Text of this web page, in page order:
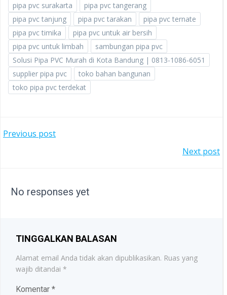
pipa pvc surakarta
pipa pvc tangerang
pipa pvc tanjung
pipa pvc tarakan
pipa pvc ternate
pipa pvc timika
pipa pvc untuk air bersih
pipa pvc untuk limbah
sambungan pipa pvc
Solusi Pipa PVC Murah di Kota Bandung | 0813-1086-6051
supplier pipa pvc
toko bahan bangunan
toko pipa pvc terdekat
POST
Previous post
Next post
No responses yet
TINGGALKAN BALASAN
Alamat email Anda tidak akan dipublikasikan. Ruas yang
wajib ditandai *
Komentar *